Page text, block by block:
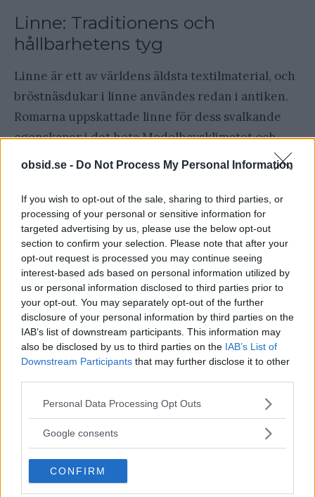
obsid.se - Do Not Process My Personal Information
If you wish to opt-out of the sale, sharing to third parties, or
processing of your personal or sensitive information for
targeted advertising by us, please use the below opt-out
section to confirm your selection. Please note that after your
opt-out request is processed you may continue seeing
interest-based ads based on personal information utilized by
us or personal information disclosed to third parties prior to
your opt-out. You may separately opt-out of the further
disclosure of your personal information by third parties on the
IAB’s list of downstream participants. This information may
also be disclosed by us to third parties on the IAB’s List of
Downstream Participants that may further disclose it to other
Please note that this website/app uses one or more Google
not limited to your visit or usage behaviour. You may click to
use your data for below specified purposes in below Google
consent section.
Personal Data Processing Opt Outs
Google consents
CONFIRM
Linne: Traditionens och
hållbarhetens tyg
Linne är ett av världens äldsta textilmaterial, och
bröstnäsdukar i linne användes redan i antiken.
Romarna uppskattade linne för dess svalkande
egenskaper i det heta Medelhavsklimatet och
dess förmåga att hålla sig fräscht längre än andra
medeltida och renässansens broderade näsdukar,
tack vare dess starka fibrer som klarade av det
intrikata handarbetet.
När bröstnäsduken återuppstod som
modeaccessoar på 1900-talet hade linne sin plats
i den mer traditionella garderoben. Det var det
självklara valet för gentlemän som uppskattade
högkvalitativa, naturliga material och ett tidlöst
uttryck. Än idag anses linne vara ett klassiskt och
hållbart alternativ – lika hemma i en historisk
kontext som i dagens kostymfickor.
Genom historien har valet av material för
bröstnäsduken varit lika mycket en fråga om